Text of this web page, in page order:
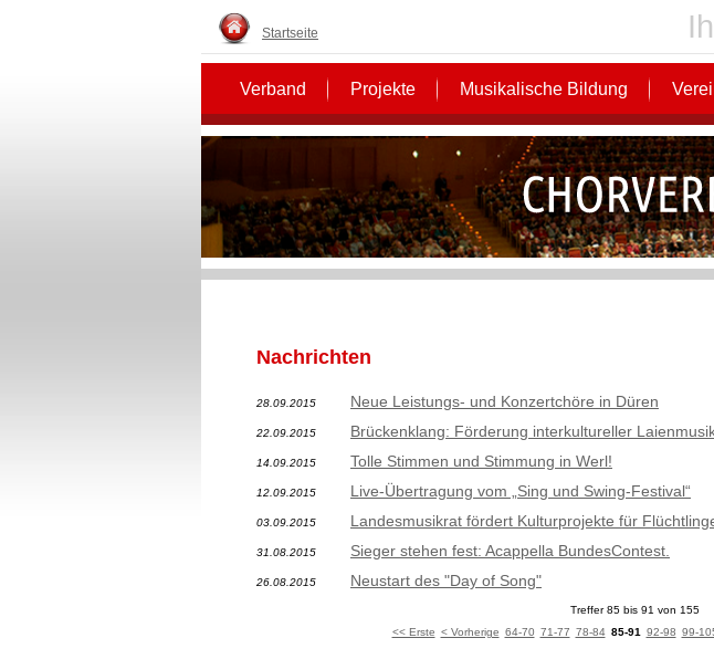
Startseite
Verband Projekte Musikalische Bildung
Nachrichten
28.09.2015 Neue Leistungs- und Konzertchöre in Düren
22.09.2015 Brückenklang: Förderung interkultureller
14.09.2015 Tolle Stimmen und Stimmung in Werl!
12.09.2015 Live-Übertragung vom „Sing und Swing-Festival“
03.09.2015 Landesmusikrat fördert Kulturprojekte für
31.08.2015 Sieger stehen fest: Acappella BundesContest.
26.08.2015 Neustart des "Day of Song"
Treffer 85 bis 91 von 155
<< Erste < Vorherige 64-70 71-77 78-84 85-91 92-98 99-